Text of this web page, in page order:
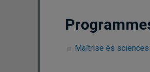
Maîtrise ès